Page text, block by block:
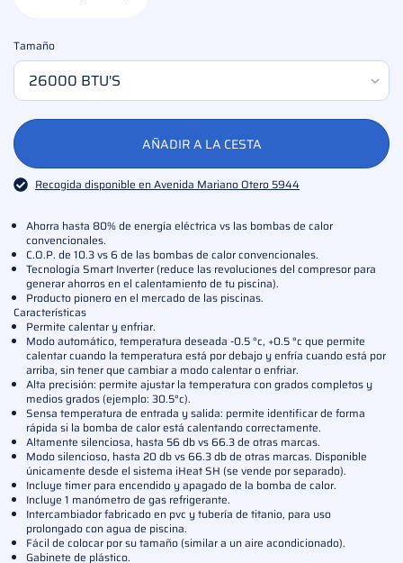
Tamaño
AÑADIR A LA CESTA
Recogida disponible en Avenida Mariano Otero 5944
Ahorra hasta 80% de energía eléctrica vs las bombas de calor
convencionales.
C.O.P. de 10.3 vs 6 de las bombas de calor convencionales.
Tecnología Smart Inverter (reduce las revoluciones del compresor para
generar ahorros en el calentamiento de tu piscina).
Producto pionero en el mercado de las piscinas.
Características
Permite calentar y enfriar.
Modo automático, temperatura deseada -0.5 °c, +0.5 °c que permite
calentar cuando la temperatura está por debajo y enfría cuando está por
arriba, sin tener que cambiar a modo calentar o enfriar.
Alta precisión: permite ajustar la temperatura con grados completos y
medios grados (ejemplo: 30.5°c).
Sensa temperatura de entrada y salida: permite identificar de forma
rápida si la bomba de calor está calentando correctamente.
Altamente silenciosa, hasta 56 db vs 66.3 de otras marcas.
Modo silencioso, hasta 20 db vs 66.3 db de otras marcas. Disponible
únicamente desde el sistema iHeat SH (se vende por separado).
Incluye timer para encendido y apagado de la bomba de calor.
Incluye 1 manómetro de gas refrigerante.
Intercambiador fabricado en pvc y tubería de titanio, para uso
prolongado con agua de piscina.
Fácil de colocar por su tamaño (similar a un aire acondicionado).
Gabinete de plástico.